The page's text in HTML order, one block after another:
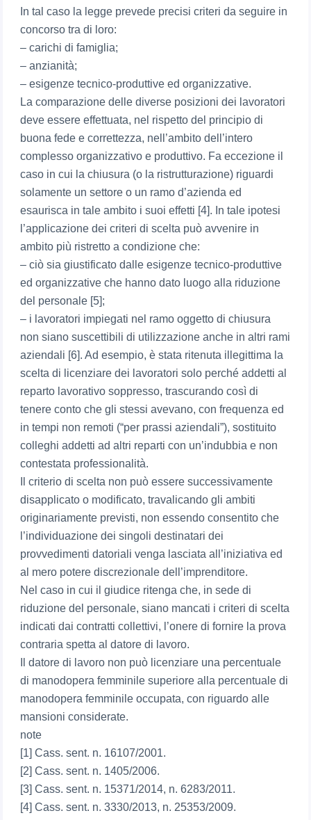
In tal caso la legge prevede precisi criteri da seguire in
concorso tra di loro:
– carichi di famiglia;
– anzianità;
– esigenze tecnico-produttive ed organizzative.
La comparazione delle diverse posizioni dei lavoratori
deve essere effettuata, nel rispetto del principio di
buona fede e correttezza, nell’ambito dell’intero
complesso organizzativo e produttivo. Fa eccezione il
caso in cui la chiusura (o la ristrutturazione) riguardi
solamente un settore o un ramo d’azienda ed
esaurisca in tale ambito i suoi effetti [4]. In tale ipotesi
l’applicazione dei criteri di scelta può avvenire in
ambito più ristretto a condizione che:
– ciò sia giustificato dalle esigenze tecnico-produttive
ed organizzative che hanno dato luogo alla riduzione
del personale [5];
– i lavoratori impiegati nel ramo oggetto di chiusura
non siano suscettibili di utilizzazione anche in altri rami
aziendali [6]. Ad esempio, è stata ritenuta illegittima la
scelta di licenziare dei lavoratori solo perché addetti al
reparto lavorativo soppresso, trascurando così di
tenere conto che gli stessi avevano, con frequenza ed
in tempi non remoti (“per prassi aziendali”), sostituito
colleghi addetti ad altri reparti con un’indubbia e non
contestata professionalità.
Il criterio di scelta non può essere successivamente
disapplicato o modificato, travalicando gli ambiti
originariamente previsti, non essendo consentito che
l’individuazione dei singoli destinatari dei
provvedimenti datoriali venga lasciata all’iniziativa ed
al mero potere discrezionale dell’imprenditore.
Nel caso in cui il giudice ritenga che, in sede di
riduzione del personale, siano mancati i criteri di scelta
indicati dai contratti collettivi, l’onere di fornire la prova
contraria spetta al datore di lavoro.
Il datore di lavoro non può licenziare una percentuale
di manodopera femminile superiore alla percentuale di
manodopera femminile occupata, con riguardo alle
mansioni considerate.
note
[1] Cass. sent. n. 16107/2001.
[2] Cass. sent. n. 1405/2006.
[3] Cass. sent. n. 15371/2014, n. 6283/2011.
[4] Cass. sent. n. 3330/2013, n. 25353/2009.